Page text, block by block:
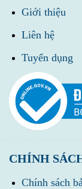
Giới thiệu
Liên hệ
Tuyển dụng
CHÍNH
Chính sách